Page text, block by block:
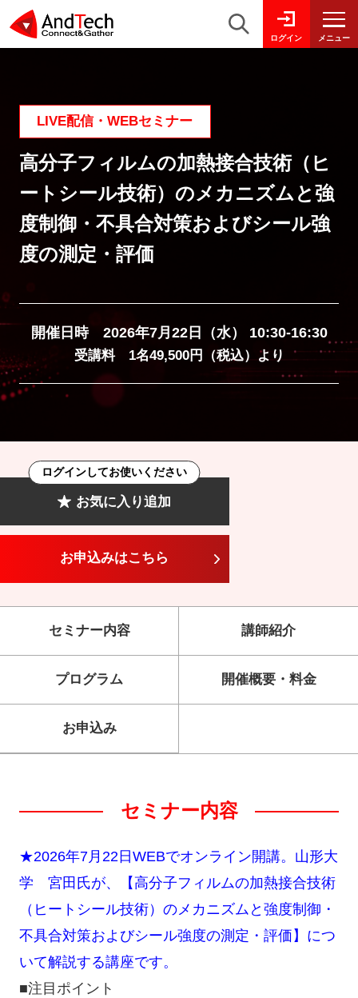
ログイン メニュー
LIVE配信・WEBセミナー
高分子フィルムの加熱接合技術（ヒ
ートシール技術）のメカニズムと強
度制御・不具合対策およびシール強
度の測定・評価
開催日時 2026年7月22日（水） 10:30-16:30
受講料 1名49,500円（税込）より
お気に入り追加
ログインしてお使いください
お申込みはこちら
セミナー内容 講師紹介
プログラム 開催概要・料金
お申込み
セミナー内容
★2026年7月22日WEBでオンライン開講。山形大
学 宮田氏が、【高分子フィルムの加熱接合技術
（ヒートシール技術）のメカニズムと強度制御・
不具合対策およびシール強度の測定・評価】につ
いて解説する講座です。
■注目ポイント